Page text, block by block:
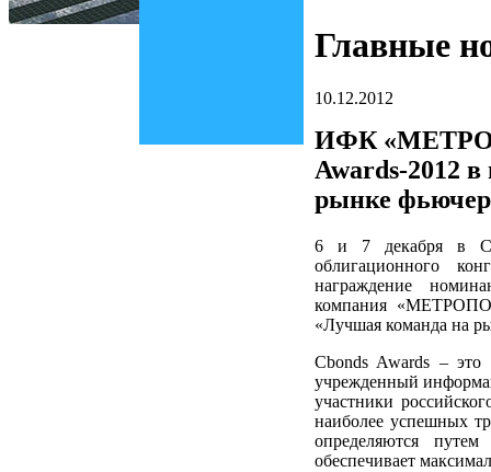
Главные
10.12.2012
ИФК
Awards-2012
рынке
6 и 7 декабря в
облигационного
награждение
компания
«Лучшая команда на
Cbonds Awards – это
учрежденный
участники
наиболее успешных
определяются путем
обеспечивает